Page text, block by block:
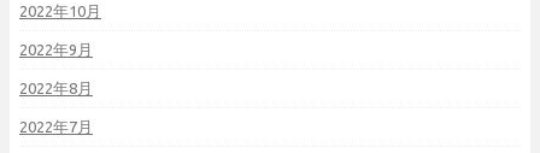
2022年10月
2022年9月
2022年8月
2022年7月